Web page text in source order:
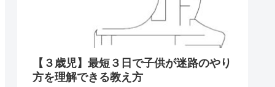
【３歳児】最短３日で子供が迷路のやり
方を理解できる教え方